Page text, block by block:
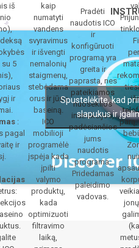
iš
5
ir
:
pagal
ir
kaip
numatyti
vandens
svyravimus
ir išvengti
nemalonių
staigmenų,
stebėdama
orus ir jūsų
baseiną.
ICO
mobilioji
programėlė
įspėja kada
įpilti
valymo
produktų,
kada
optimizuoti
filtravimo
laiką,
Pradėti
naudotis ICO
ir
konfigūruoti
programą yra
greita ir
paprasta, nes
pateikiamos
nuoseklios
instrukcijos,
padėsiančios
jums
naudotis
programa.
Pridedamas
paleidimo
vadovas.
parą,
Spustelėkite, kad
slapukus ir